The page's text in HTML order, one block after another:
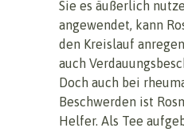
Sie es äußerlich
angewendet, kann
den Kreislauf
auch
Doch auch bei
Beschwerden ist
Helfer. Als Tee